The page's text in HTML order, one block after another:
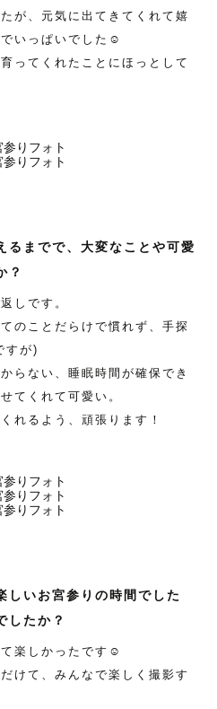
が、元気に出てきてくれて嬉
いっぱいでした☺️
ってくれたことにほっとして
るまでで、大変なことや可愛
？
しです。
のことだらけで慣れず、手探
すが)
らない、睡眠時間が確保でき
てくれて可愛い。
れるよう、頑張ります！
しいお宮参りの時間でした
したか？
楽しかったです☺️
けて、みんなで楽しく撮影す